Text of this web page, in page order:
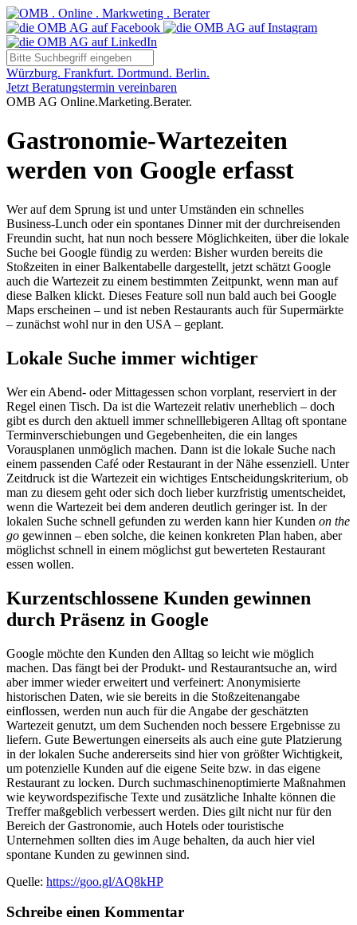
Würzburg. Frankfurt. Dortmund. Berlin.
Jetzt Beratungstermin vereinbaren
OMB AG Online.Marketing.Berater.
Gastronomie-Wartezeiten
werden von Google erfasst
Wer auf dem Sprung ist und unter Umständen ein schnelles
Business-Lunch oder ein spontanes Dinner mit der durchreisenden
Freundin sucht, hat nun noch bessere Möglichkeiten, über die lokale
Suche bei Google fündig zu werden: Bisher wurden bereits die
Stoßzeiten in einer Balkentabelle dargestellt, jetzt schätzt Google
auch die Wartezeit zu einem bestimmten Zeitpunkt, wenn man auf
diese Balken klickt. Dieses Feature soll nun bald auch bei Google
Maps erscheinen – und ist neben Restaurants auch für Supermärkte
– zunächst wohl nur in den USA – geplant.
Lokale Suche immer wichtiger
Wer ein Abend- oder Mittagessen schon vorplant, reserviert in der
Regel einen Tisch. Da ist die Wartezeit relativ unerheblich – doch
gibt es durch den aktuell immer schnelllebigeren Alltag oft spontane
Terminverschiebungen und Gegebenheiten, die ein langes
Vorausplanen unmöglich machen. Dann ist die lokale Suche nach
einem passenden Café oder Restaurant in der Nähe essenziell. Unter
Zeitdruck ist die Wartezeit ein wichtiges Entscheidungskriterium, ob
man zu diesem geht oder sich doch lieber kurzfristig umentscheidet,
wenn die Wartezeit bei dem anderen deutlich geringer ist. In der
lokalen Suche schnell gefunden zu werden kann hier Kunden on the
go gewinnen – eben solche, die keinen konkreten Plan haben, aber
möglichst schnell in einem möglichst gut bewerteten Restaurant
essen wollen.
Kurzentschlossene Kunden gewinnen
durch Präsenz in Google
Google möchte den Kunden den Alltag so leicht wie möglich
machen. Das fängt bei der Produkt- und Restaurantsuche an, wird
aber immer wieder erweitert und verfeinert: Anonymisierte
historischen Daten, wie sie bereits in die Stoßzeitenangabe
einflossen, werden nun auch für die Angabe der geschätzten
Wartezeit genutzt, um dem Suchenden noch bessere Ergebnisse zu
liefern. Gute Bewertungen einerseits als auch eine gute Platzierung
in der lokalen Suche andererseits sind hier von größter Wichtigkeit,
um potenzielle Kunden auf die eigene Seite bzw. in das eigene
Restaurant zu locken. Durch suchmaschinenoptimierte Maßnahmen
wie keywordspezifische Texte und zusätzliche Inhalte können die
Treffer maßgeblich verbessert werden. Dies gilt nicht nur für den
Bereich der Gastronomie, auch Hotels oder touristische
Unternehmen sollten dies im Auge behalten, da auch hier viel
spontane Kunden zu gewinnen sind.
Quelle: https://goo.gl/AQ8kHP
Schreibe einen Kommentar